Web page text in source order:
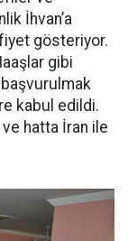
İhvan’a
gösteriyor.
gibi
kabul edildi.
ve hatta İran ile